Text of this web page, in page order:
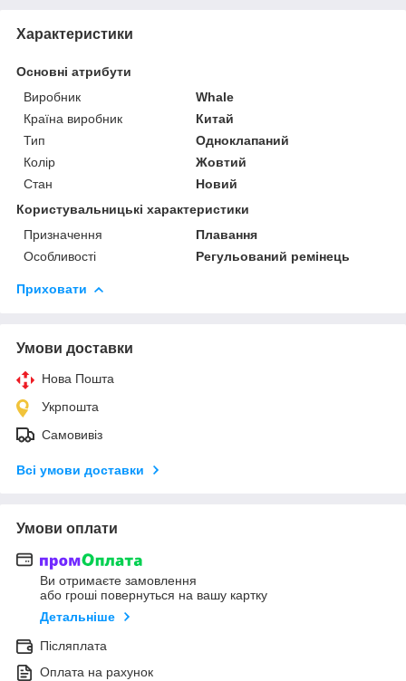
Характеристики
Основні атрибути
Виробник
Whale
Країна виробник
Китай
Тип
Одноклапаний
Колір
Жовтий
Стан
Новий
Користувальницькі характеристики
Призначення
Плавання
Особливості
Регульований ремінець
Приховати
Умови доставки
Нова Пошта
Укрпошта
Самовивіз
Всі умови доставки
Умови оплати
Ви отримаєте замовлення
або гроші повернуться на вашу картку
Детальніше
Післяплата
Оплата на рахунок